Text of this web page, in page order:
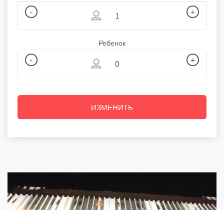
+
-
Ребенок
+
-
ИЗМЕНИТЬ